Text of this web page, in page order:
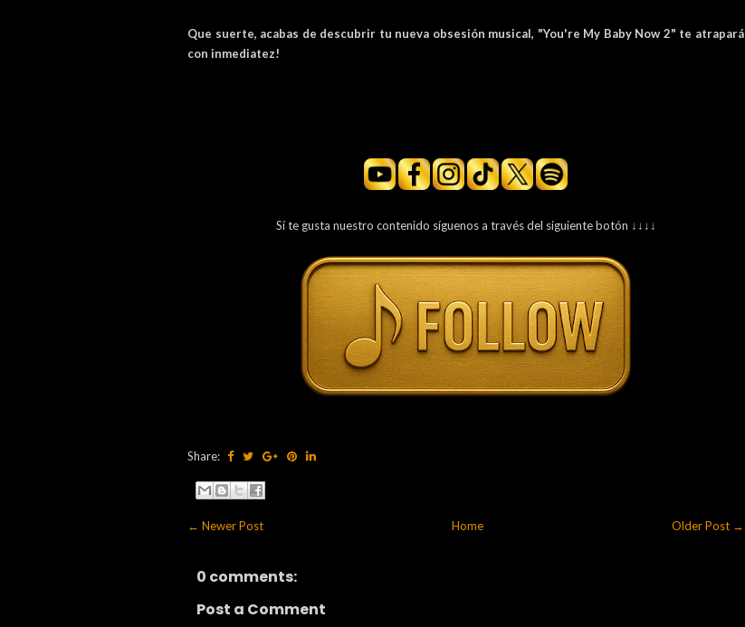
Que suerte, acabas de descubrir tu nueva obsesión musical, "You're My Baby Now 2" te atrapará
con inmediatez!
Sí te gusta nuestro contenido síguenos a través del siguiente botón ↓↓↓↓
Share:
← Newer Post Older Post →
Home
0 comments:
Post a Comment